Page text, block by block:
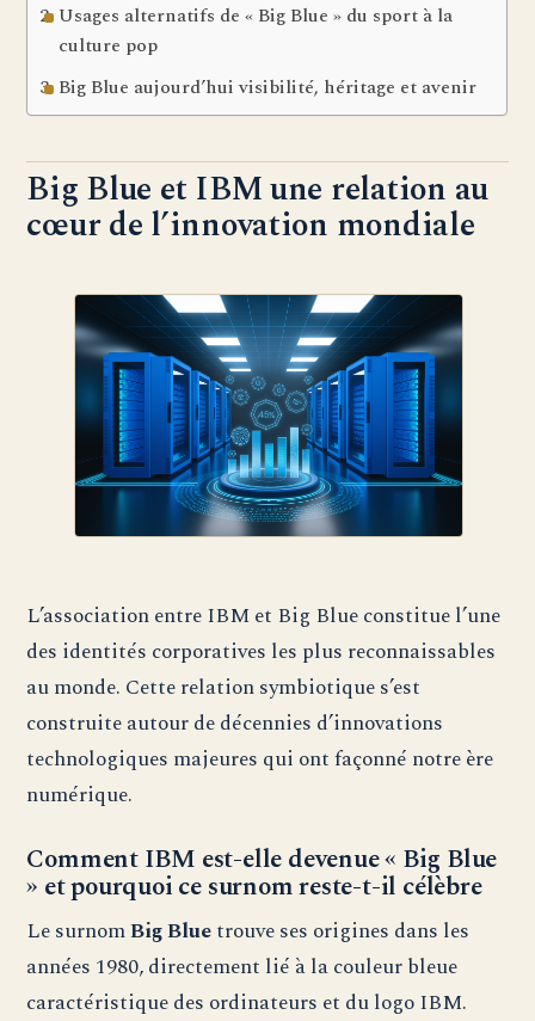
Usages alternatifs de « Big Blue » du sport à la
culture pop
Big Blue aujourd’hui visibilité, héritage et avenir
Big Blue et IBM une relation au
cœur de l’innovation mondiale
L’association entre IBM et Big Blue constitue l’une
des identités corporatives les plus reconnaissables
au monde. Cette relation symbiotique s’est
construite autour de décennies d’innovations
technologiques majeures qui ont façonné notre ère
numérique.
Comment IBM est-elle devenue « Big Blue
» et pourquoi ce surnom reste-t-il célèbre
Le surnomBig Bluetrouve ses origines dans les
années 1980, directement lié à la couleur bleue
caractéristique des ordinateurs et du logo IBM.